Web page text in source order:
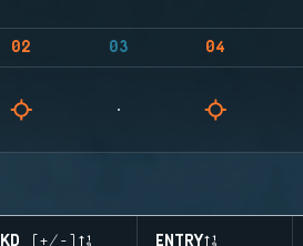
02 03 04
KD (+/-) ENTRY